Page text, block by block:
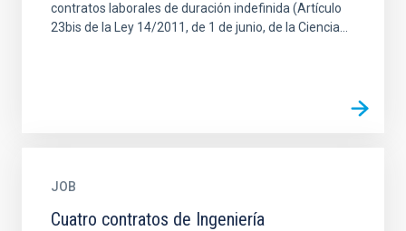
contratos laborales de duración indefinida (Artículo
23bis de la Ley 14/2011, de 1 de junio, de la Ciencia...
JOB
Cuatro contratos de Ingeniería